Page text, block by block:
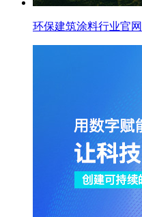
环保建筑涂料行业官网